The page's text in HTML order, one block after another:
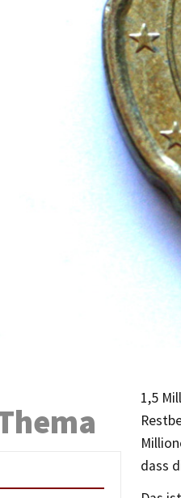
1,5
dass